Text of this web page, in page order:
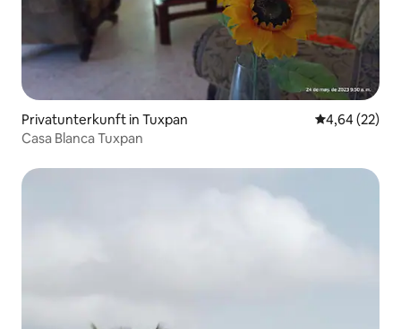
Privatunterkunft in Tuxpan
4,64 (22)
Casa Blanca Tuxpan